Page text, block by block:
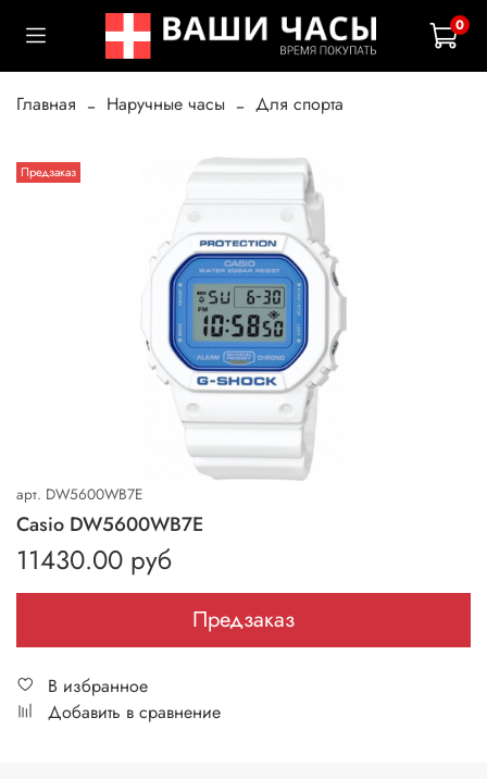
0
Главная Наручные часы Для спорта
Предзаказ
арт. DW5600WB7E
Casio DW5600WB7E
11430.00 руб
Предзаказ
В избранное
Добавить в сравнение